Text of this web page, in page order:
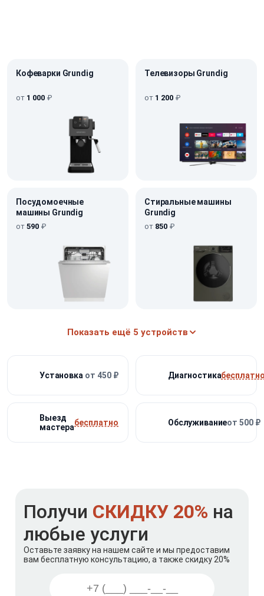
Кофеварки Grundig
от 1 000 ₽
Телевизоры Grundig
от 1 200 ₽
Посудомоечные
машины Grundig
от 590 ₽
Стиральные машины
Grundig
от 850 ₽
Показать ещё 5 устройств
Установка от 450 ₽ Диагностика
Выезд
мастерабесплатно Обслуживаниеот 500 ₽
Получи СКИДКУ 20% на
любые услуги
Оставьте заявку на нашем сайте и мы предоставим
вам бесплатную консультацию, а также скидку 20%